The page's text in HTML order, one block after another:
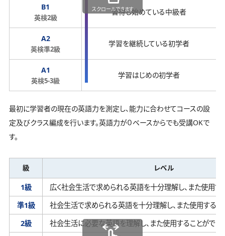
B1
英検2級
習得し始めている中級者
A2
英検準2級
学習を継続している初学者
A1
英検5-3級
学習はじめの初学者
スクロールできます
最初に学習者の現在の英語力を測定し、能力に合わせてコースの設
定及びクラス編成を行います。英語力が０ベースからでも受講OKで
す。
級 レベル
1級 広く社会生活で求められる英語を十分理解し、 また使用す
準1級
社会生活で求められる英語を十分理解し、 また使用するこ
2級
社会生活に必要な英語を理解し、 また使用することができ